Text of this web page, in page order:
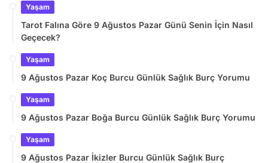
Yaşam
Tarot Falına Göre 9 Ağustos Pazar Günü Senin İçin Nasıl
Geçecek?
Yaşam
9 Ağustos Pazar Koç Burcu Günlük Sağlık Burç Yorumu
Yaşam
9 Ağustos Pazar Boğa Burcu Günlük Sağlık Burç Yorumu
Yaşam
9 Ağustos Pazar İkizler Burcu Günlük Sağlık Burç